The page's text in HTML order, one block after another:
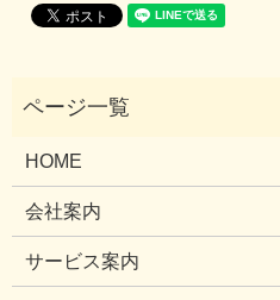
HOME
会社案内
サービス案内